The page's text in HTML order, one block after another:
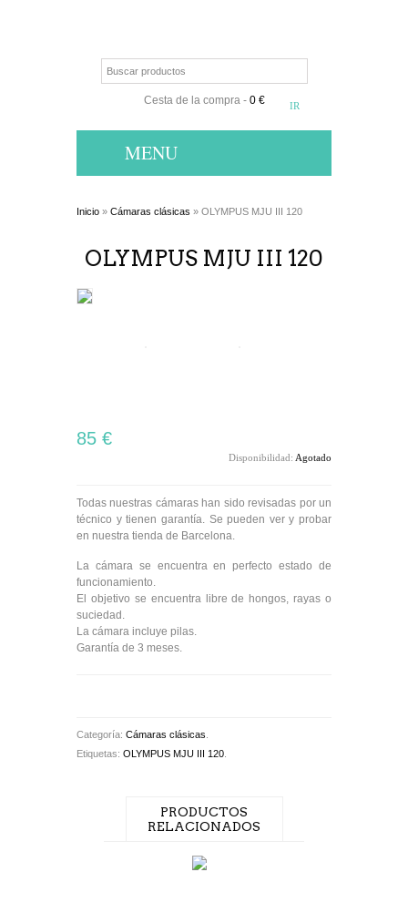
Cesta de la compra- 0 €
MENU
Inicio » Cámaras clásicas » OLYMPUS MJU III 120
OLYMPUS MJU III 120
85 €
Disponibilidad: Agotado
Todas nuestras cámaras han sido revisadas por un
técnico y tienen garantía. Se pueden ver y probar
en nuestra tienda de Barcelona.
La cámara se encuentra en perfecto estado de
funcionamiento.
El objetivo se encuentra libre de hongos, rayas o
suciedad.
La cámara incluye pilas.
Garantía de 3 meses.
Categoría: Cámaras clásicas
Etiquetas: OLYMPUS MJU III 120
PRODUCTOS
RELACIONADOS